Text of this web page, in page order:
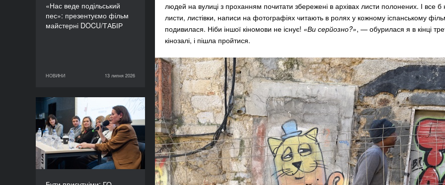
людей на вулиці з проханням почитати збережені в архівах листи полонених. І все б
листи, листівки, написи на фотографіях читають в ролях у кожному іспанському
подивилася. Ніби іншої кіномови не існує! «Ви серйозно?», — обурилася я в кінці
кінозалі, і пішла пройтися.
«Нас веде подільський
пес»: презентуємо фільм
майстерні DOCU/ТАБІР
НОВИНИ 13 липня 2026
НОВИНИ
13 липня 2026
Бути присутніми: ГО
«Докудейз» розпочинає
інформаційну кампанію
про людей в окупації